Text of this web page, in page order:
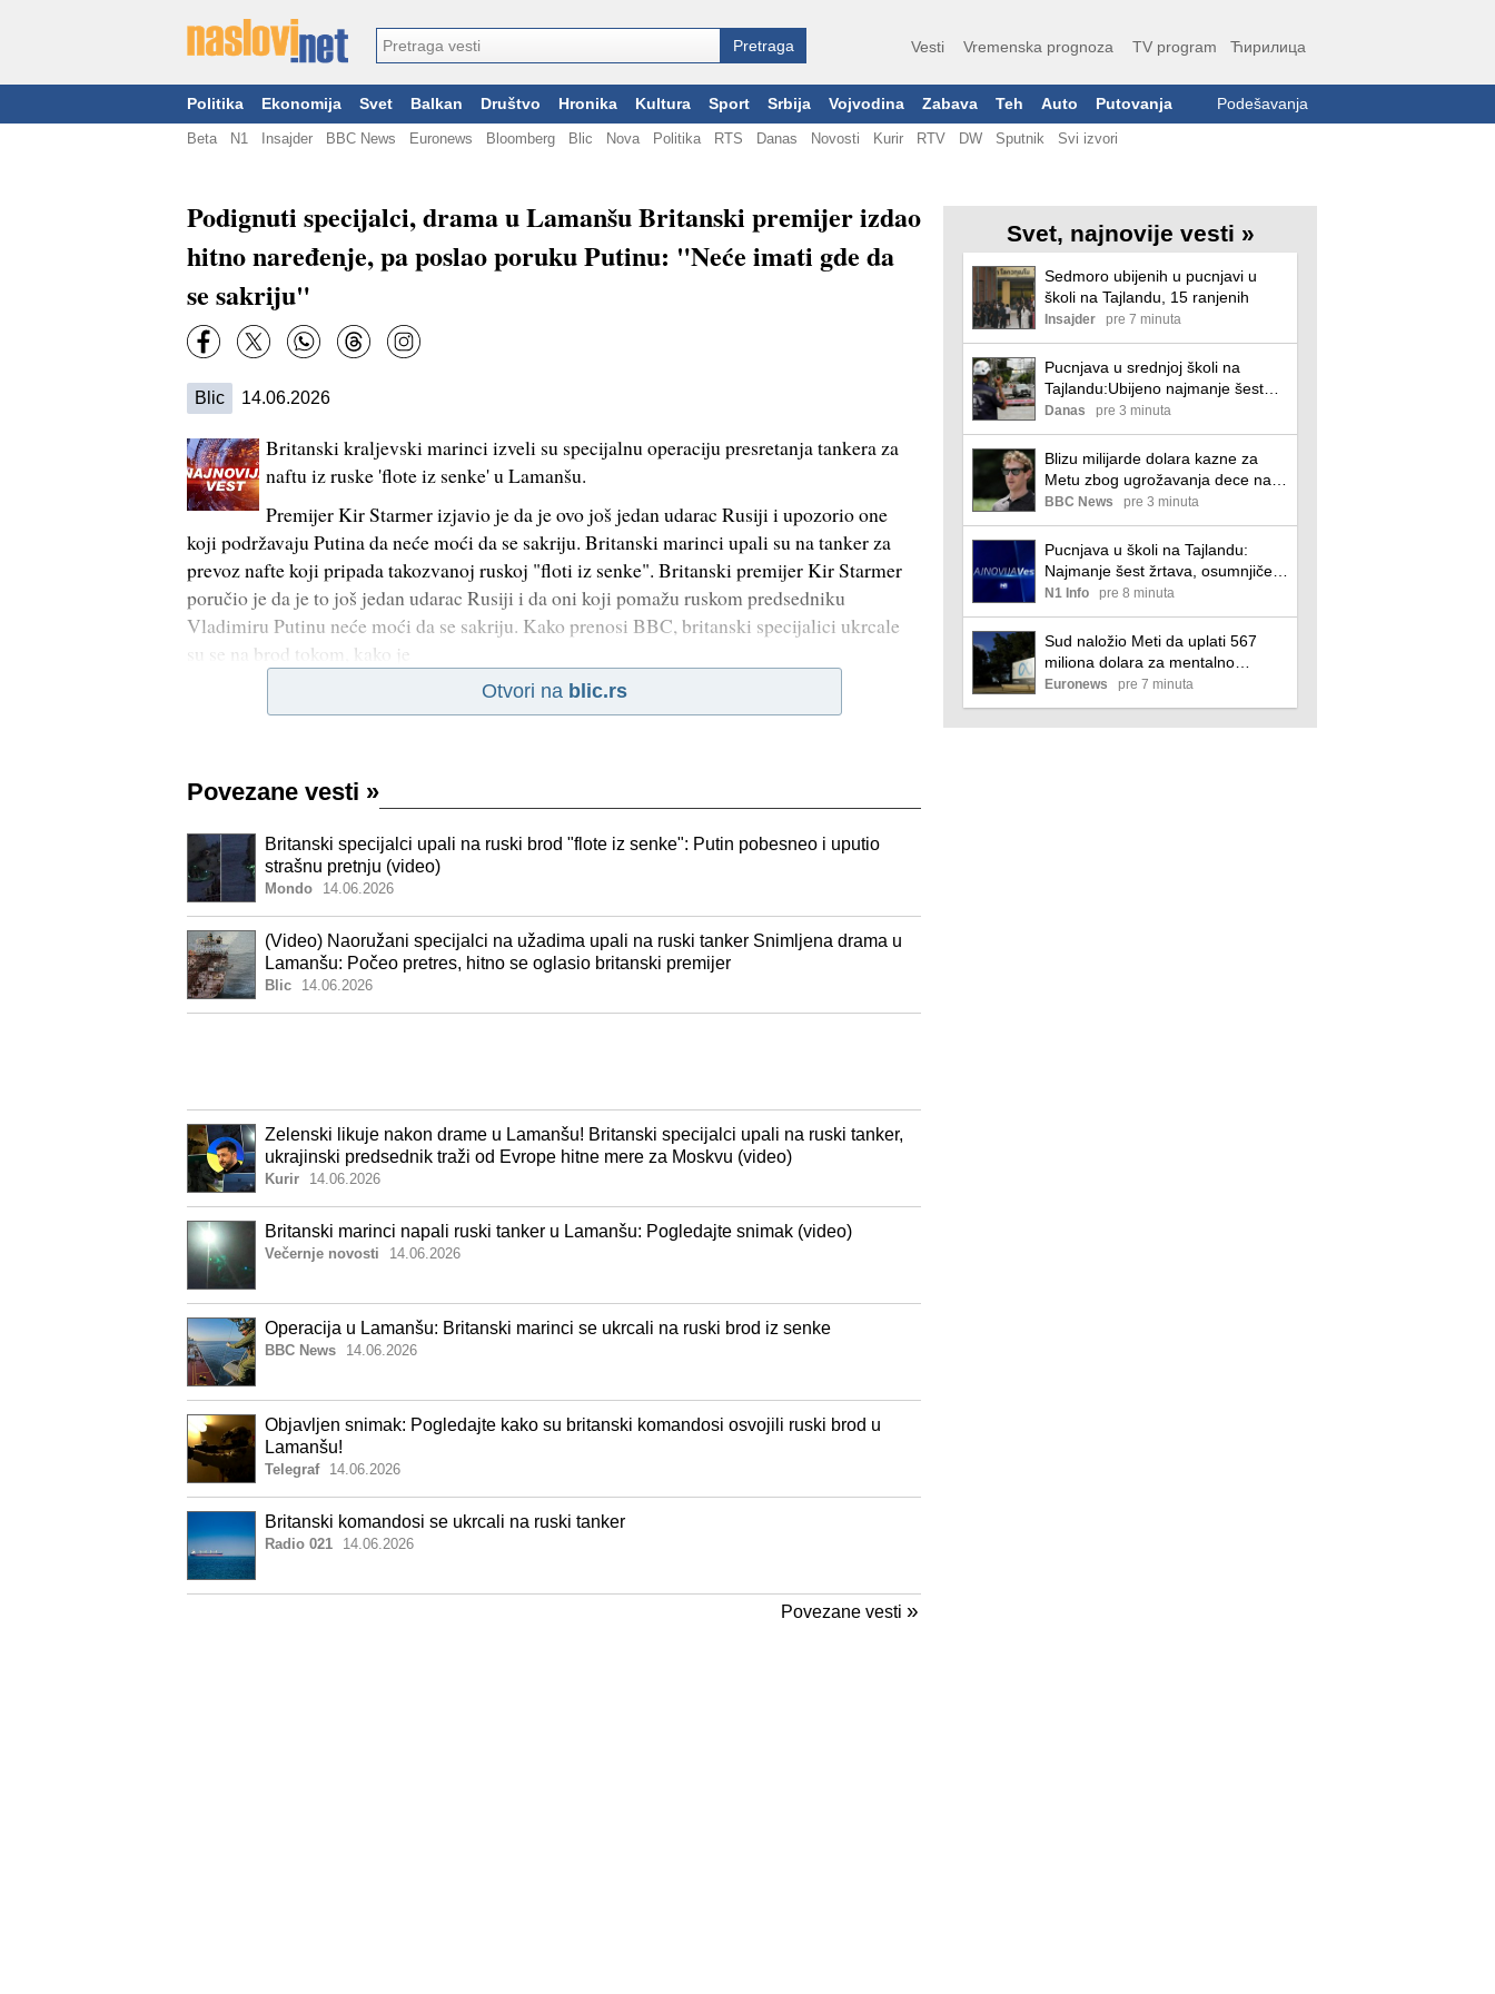
Vesti Vremenska prognoza TV program Ћирилица
Politika Ekonomija Svet Balkan Društvo Hronika Kultura Sport Srbija Vojvodina Zabava Teh Auto Putovanja Podešavanja
Beta N1 Insajder BBC News Euronews Bloomberg Blic Nova Politika RTS Danas Novosti Kurir RTV DW Sputnik Svi izvori
Podignuti specijalci, drama u Lamanšu Britanski premijer izdao
hitno naređenje, pa poslao poruku Putinu: "Neće imati gde da
se sakriju"
Blic 14.06.2026
Britanski kraljevski marinci izveli su specijalnu operaciju presretanja tankera za
naftu iz ruske 'flote iz senke' u Lamanšu.
Premijer Kir Starmer izjavio je da je ovo još jedan udarac Rusiji i upozorio one
koji podržavaju Putina da neće moći da se sakriju. Britanski marinci upali su na tanker za
prevoz nafte koji pripada takozvanoj ruskoj "floti iz senke". Britanski premijer Kir Starmer
poručio je da je to još jedan udarac Rusiji i da oni koji pomažu ruskom predsedniku
Vladimiru Putinu neće moći da se sakriju. Kako prenosi BBC, britanski specijalici ukrcale
su se na brod tokom, kako je
Otvori na blic.rs
Povezane vesti »
Britanski specijalci upali na ruski brod "flote iz senke": Putin pobesneo i uputio
strašnu pretnju (video)
Mondo 14.06.2026
(Video) Naoružani specijalci na užadima upali na ruski tanker Snimljena drama u
Lamanšu: Počeo pretres, hitno se oglasio britanski premijer
Blic 14.06.2026
Zelenski likuje nakon drame u Lamanšu! Britanski specijalci upali na ruski tanker,
ukrajinski predsednik traži od Evrope hitne mere za Moskvu (video)
Kurir 14.06.2026
Britanski marinci napali ruski tanker u Lamanšu: Pogledajte snimak (video)
Večernje novosti 14.06.2026
Operacija u Lamanšu: Britanski marinci se ukrcali na ruski brod iz senke
BBC News 14.06.2026
Objavljen snimak: Pogledajte kako su britanski komandosi osvojili ruski brod u
Lamanšu!
Telegraf 14.06.2026
Britanski komandosi se ukrcali na ruski tanker
Radio 021 14.06.2026
Povezane vesti »
Svet, najnovije vesti »
Sedmoro ubijenih u pucnjavi u
školi na Tajlandu, 15 ranjenih
Insajder pre 7 minuta
Pucnjava u srednjoj školi na
Tajlandu:Ubijeno najmanje šest
osoba, osumnjičen 14.godišnji
učenik
Danas pre 3 minuta
Blizu milijarde dolara kazne za
Metu zbog ugrožavanja dece na
internetu
BBC News pre 3 minuta
Pucnjava u školi na Tajlandu:
Najmanje šest žrtava, osumnjičen
14-godišnjak
N1 Info pre 8 minuta
Sud naložio Meti da uplati 567
miliona dolara za mentalno
zdravlje dece
Euronews pre 7 minuta